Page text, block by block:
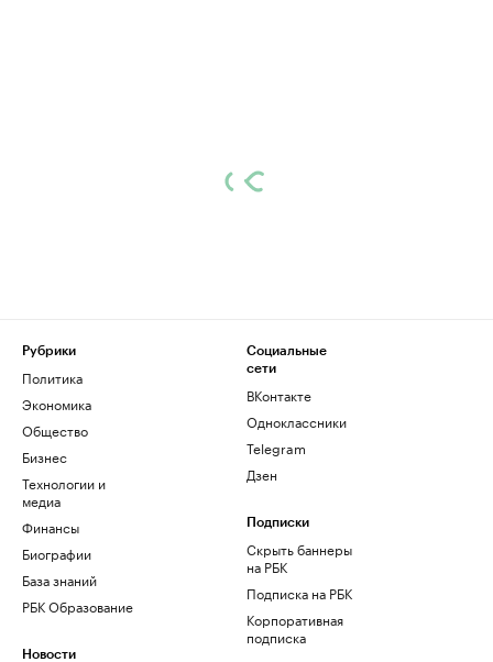
Рубрики
Политика
Экономика
Общество
Бизнес
Технологии и
медиа
Финансы
Биографии
База знаний
РБК Образование
Новости
Социальные
сети
ВКонтакте
Одноклассники
Telegram
Дзен
Подписки
Скрыть баннеры
на РБК
Подписка на РБК
Корпоративная
подписка